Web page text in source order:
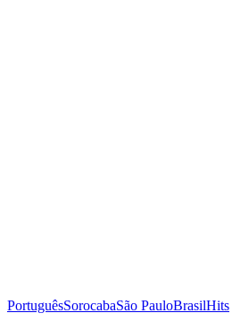
PortuguêsSorocabaSão PauloBrasilHits